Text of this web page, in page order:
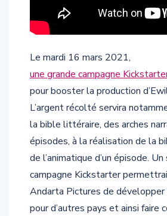
Le mardi 16 mars 2021,
une grande campagne
pour booster la production
L’argent récolté servira
la bible littéraire, des arches
épisodes, à la réalisation de la
de l’animatique d’un épisode.
campagne Kickstarter
Andarta Pictures de développer
pour d’autres pays et ainsi faire